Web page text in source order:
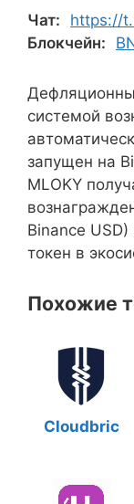
Чат:
https://
Блокчейн:
системой
запущен на
MLOKY
Binance USD)
токен в
Похожие
Cloudbric